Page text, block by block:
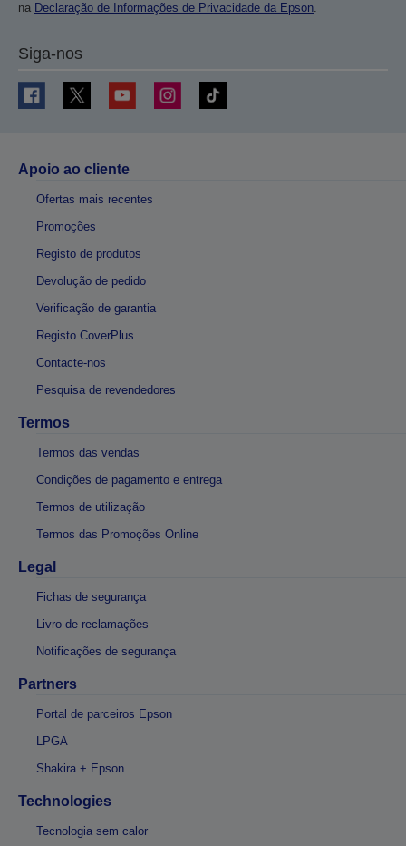
na Declaração de Informações de Privacidade da Epson.
Siga-nos
Apoio ao cliente
Ofertas mais recentes
Promoções
Registo de produtos
Devolução de pedido
Verificação de garantia
Registo CoverPlus
Contacte-nos
Pesquisa de revendedores
Termos
Termos das vendas
Condições de pagamento e entrega
Termos de utilização
Termos das Promoções Online
Legal
Fichas de segurança
Livro de reclamações
Notificações de segurança
Partners
Portal de parceiros Epson
LPGA
Shakira + Epson
Technologies
Tecnologia sem calor